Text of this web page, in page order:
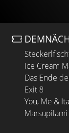
Ice Cream
Das Ende
Exit 8
You, Me &
Marsupilami